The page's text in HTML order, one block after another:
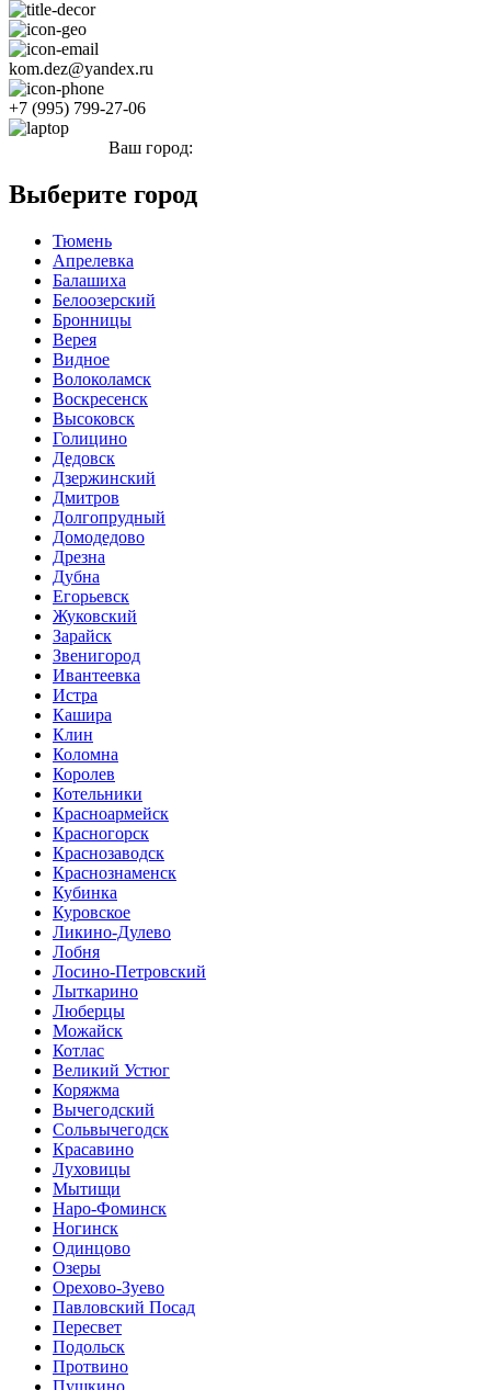
kom.dez@yandex.ru
+7 (995) 799-27-06
Ваш город:
Выберите город
Тюмень
Апрелевка
Балашиха
Белоозерский
Бронницы
Верея
Видное
Волоколамск
Воскресенск
Высоковск
Голицино
Дедовск
Дзержинский
Дмитров
Долгопрудный
Домодедово
Дрезна
Дубна
Егорьевск
Жуковский
Зарайск
Звенигород
Ивантеевка
Истра
Кашира
Клин
Коломна
Королев
Котельники
Красноармейск
Красногорск
Краснозаводск
Краснознаменск
Кубинка
Куровское
Ликино-Дулево
Лобня
Лосино-Петровский
Лыткарино
Люберцы
Можайск
Котлас
Великий Устюг
Коряжма
Вычегодский
Сольвычегодск
Красавино
Луховицы
Мытищи
Наро-Фоминск
Ногинск
Одинцово
Озеры
Орехово-Зуево
Павловский Посад
Пересвет
Подольск
Протвино
Пушкино